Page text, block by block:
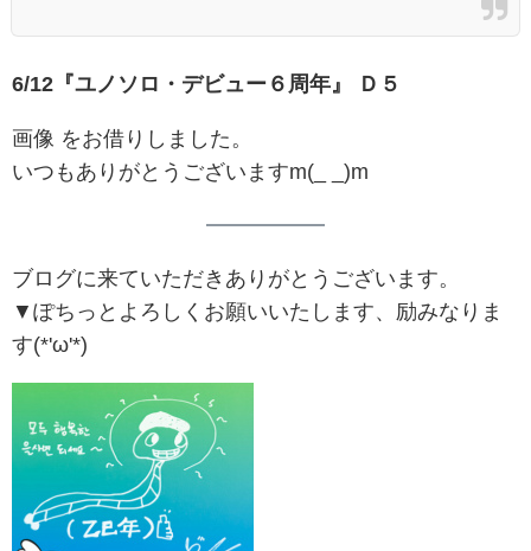
6/12『 ユノソロ・デビュー６周年』 Ｄ５
画像 をお借りしました。
いつもありがとうございますm(_ _)m
ブログに来ていただきありがとうございます。
▼ぽちっとよろしくお願いいたします、励みなりま
す(*'ω'*)